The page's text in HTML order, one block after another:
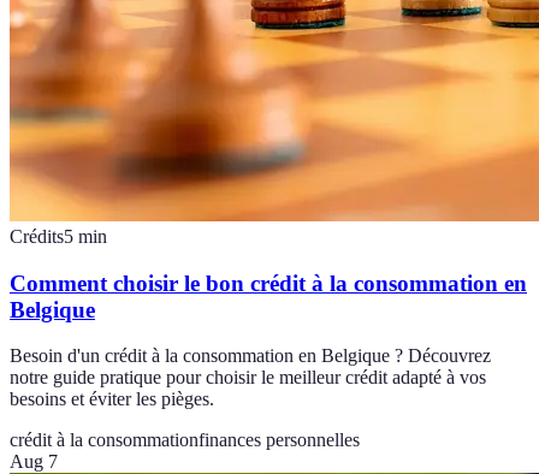
Crédits5 min
Comment choisir le bon crédit à la consommation en
Belgique
Besoin d'un crédit à la consommation en Belgique ? Découvrez
notre guide pratique pour choisir le meilleur crédit adapté à vos
besoins et éviter les pièges.
crédit à la consommationfinances personnelles
Aug 7